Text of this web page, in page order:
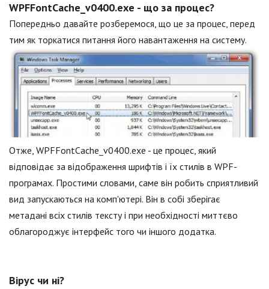
WPFFontCache_v0400.exe - що за процес?
Попередньо давайте розберемося, що це за процес, перед
тим як торкатися питання його навантаження на систему.
Отже, WPFFontCache_v0400.exe - це процес, який
відповідає за відображення шрифтів і їх стилів в WPF-
програмах. Простими словами, саме він робить сприятливий
вид запускаються на комп'ютері. Він в собі зберігає
метадані всіх стилів тексту і при необхідності миттєво
облагороджує інтерфейс того чи іншого додатка.
Вірус чи ні?